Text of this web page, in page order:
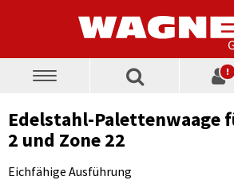
Toggle
!
Edelstahl-Palettenwaage
2 und Zone 22
Eichfähige Ausführung